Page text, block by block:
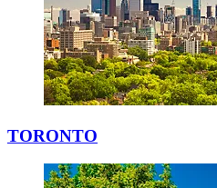
TORONTO